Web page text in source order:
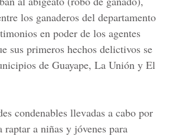
los ganaderos del departamento
en poder de los agentes
sus primeros hechos delictivos se
de Guayape, La Unión y El
condenables llevadas a cabo por
a niñas y jóvenes para